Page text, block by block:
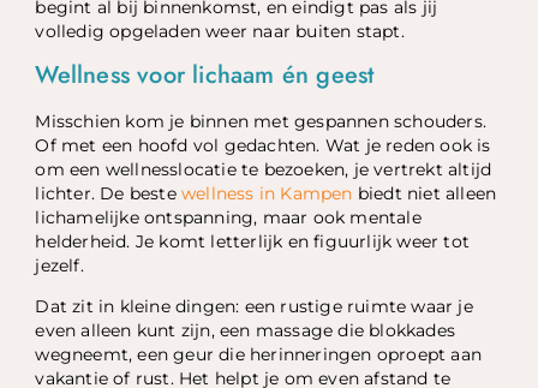
begint al bij binnenkomst, en eindigt pas als jij
volledig opgeladen weer naar buiten stapt.
Wellness voor lichaam én geest
Misschien kom je binnen met gespannen schouders.
Of met een hoofd vol gedachten. Wat je reden ook is
om een wellnesslocatie te bezoeken, je vertrekt altijd
lichter. De bestewellness in Kampen biedt niet alleen
lichamelijke ontspanning, maar ook mentale
helderheid. Je komt letterlijk en figuurlijk weer tot
jezelf.
Dat zit in kleine dingen: een rustige ruimte waar je
even alleen kunt zijn, een massage die blokkades
wegneemt, een geur die herinneringen oproept aan
vakantie of rust. Het helpt je om even afstand te